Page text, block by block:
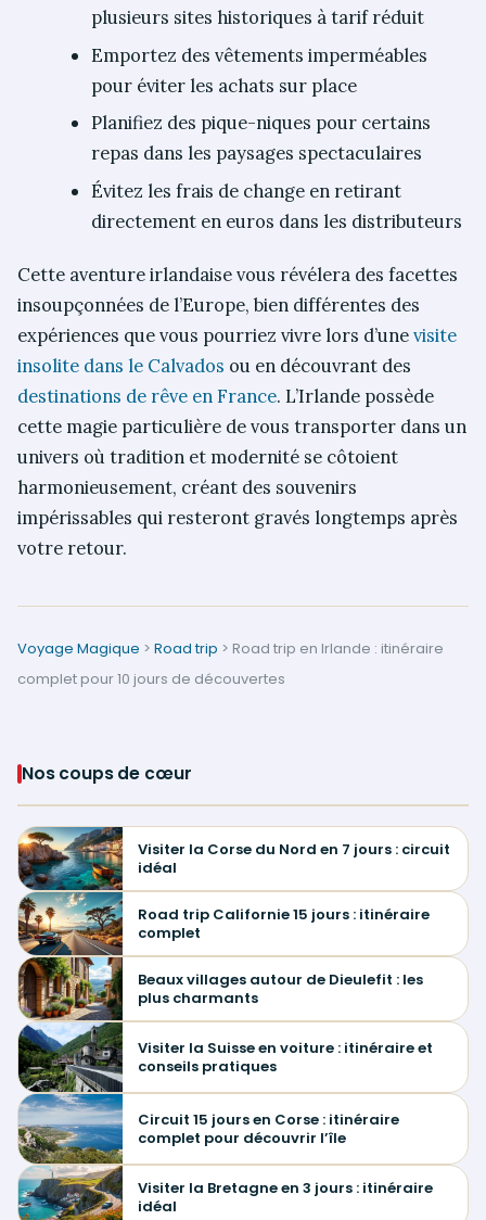
plusieurs sites historiques à tarif réduit
Emportez des vêtements imperméables
pour éviter les achats sur place
Planifiez des pique-niques pour certains
repas dans les paysages spectaculaires
Évitez les frais de change en retirant
directement en euros dans les distributeurs
Cette aventure irlandaise vous révélera des facettes
insoupçonnées de l’Europe, bien différentes des
expériences que vous pourriez vivre lors d’unevisite
insolite dans le Calvados ou en découvrant des
destinations de rêve en France. L’Irlande possède
cette magie particulière de vous transporter dans un
univers où tradition et modernité se côtoient
harmonieusement, créant des souvenirs
impérissables qui resteront gravés longtemps après
votre retour.
Voyage Magique > Road trip > Road trip en Irlande : itinéraire
complet pour 10 jours de découvertes
Nos coups de cœur
Visiter la Corse du Nord en 7 jours : circuit
idéal
Road trip Californie 15 jours : itinéraire
complet
Beaux villages autour de Dieulefit : les
plus charmants
Visiter la Suisse en voiture : itinéraire et
conseils pratiques
Circuit 15 jours en Corse : itinéraire
complet pour découvrir l’île
Visiter la Bretagne en 3 jours : itinéraire
idéal